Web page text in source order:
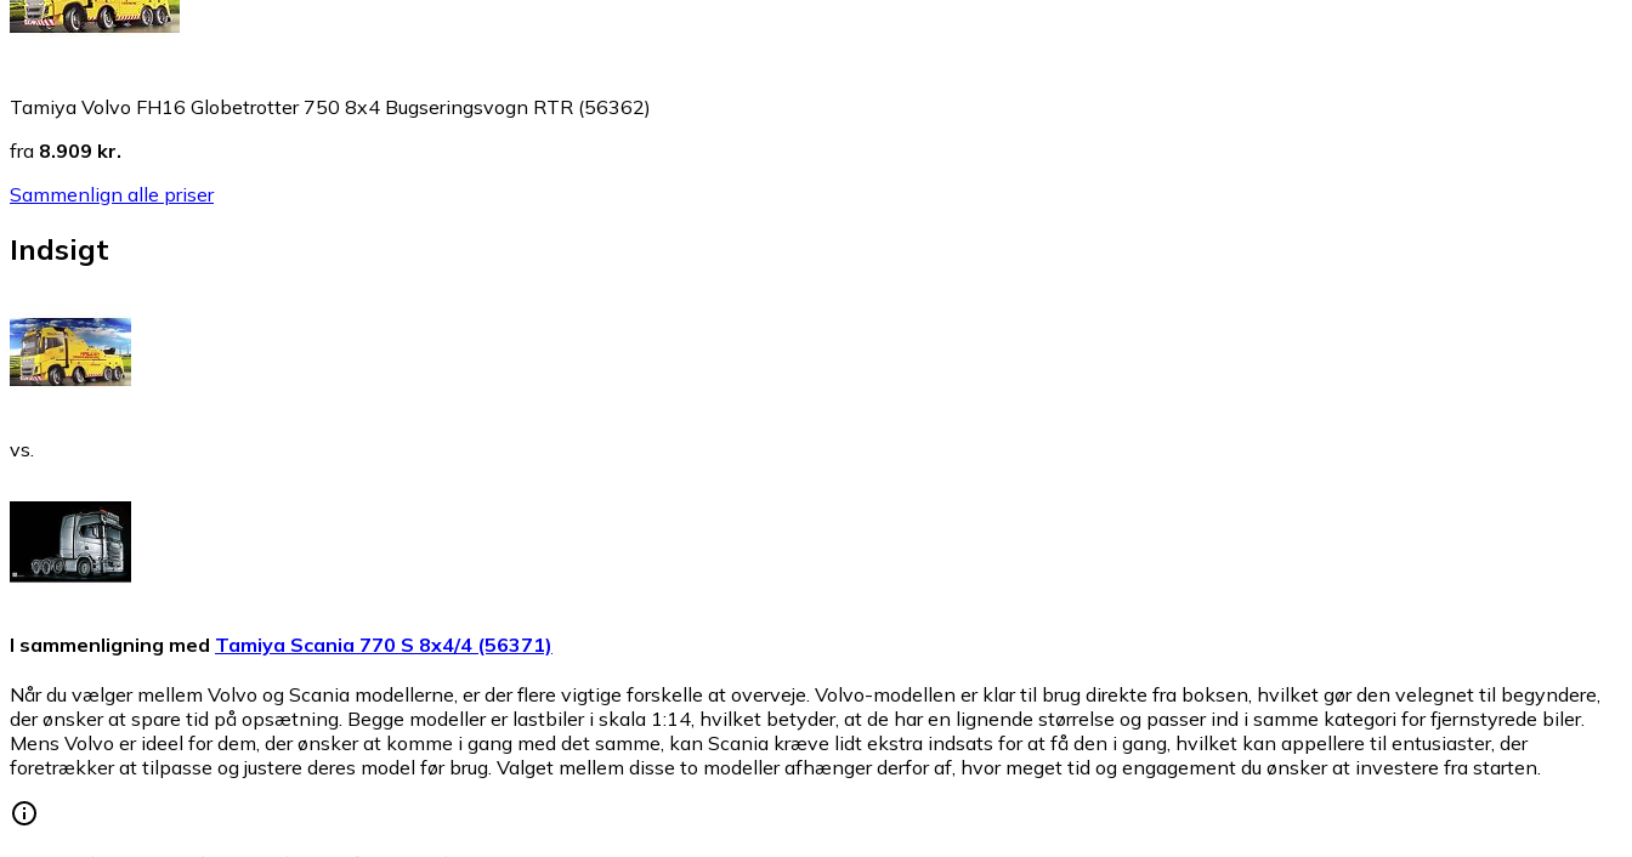
Tamiya Volvo FH16 Globetrotter 750 8x4 Bugseringsvogn RTR (56362)
fra 8.909 kr.
Sammenlign alle priser
Indsigt
vs.
I sammenligning med Tamiya Scania 770 S 8x4/4 (56371)
Når du vælger mellem Volvo og Scania modellerne, er der flere vigtige forskelle at overveje. Volvo-modellen er klar til brug direkte fra boksen, hvilket gør den velegnet til begyndere,
der ønsker at spare tid på opsætning. Begge modeller er lastbiler i skala 1:14, hvilket betyder, at de har en lignende størrelse og passer ind i samme kategori for fjernstyrede biler.
Mens Volvo er ideel for dem, der ønsker at komme i gang med det samme, kan Scania kræve lidt ekstra indsats for at få den i gang, hvilket kan appellere til entusiaster, der
foretrækker at tilpasse og justere deres model før brug. Valget mellem disse to modeller afhænger derfor af, hvor meget tid og engagement du ønsker at investere fra starten.